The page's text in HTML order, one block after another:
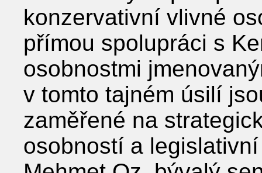
konzervativní vlivné
přímou spolupráci s
osobnostmi
v tomto tajném úsilí
zaměřené na
osobností a